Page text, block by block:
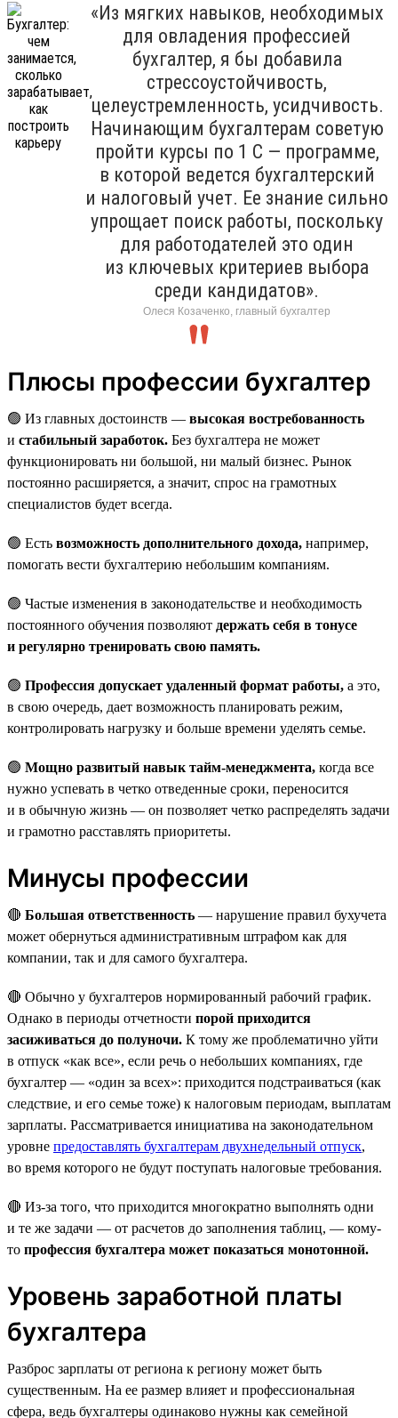
«Из мягких навыков, необходимых
для овладения профессией
бухгалтер, я бы добавила
стрессоустойчивость,
целеустремленность, усидчивость.
Начинающим бухгалтерам советую
пройти курсы по 1 С — программе,
в которой ведется бухгалтерский
и налоговый учет. Ее знание сильно
упрощает поиск работы, поскольку
для работодателей это один
из ключевых критериев выбора
среди кандидатов».
Олеся Козаченко, главный бухгалтер
Плюсы профессии бухгалтер
🟢 Из главных достоинств — высокая востребованность
и стабильный заработок. Без бухгалтера не может
функционировать ни большой, ни малый бизнес. Рынок
постоянно расширяется, а значит, спрос на грамотных
специалистов будет всегда.
🟢 Есть возможность дополнительного дохода, например,
помогать вести бухгалтерию небольшим компаниям.
🟢 Частые изменения в законодательстве и необходимость
постоянного обучения позволяют держать себя в тонусе
и регулярно тренировать свою память.
🟢 Профессия допускает удаленный формат работы, а это,
в свою очередь, дает возможность планировать режим,
контролировать нагрузку и больше времени уделять семье.
🟢 Мощно развитый навык тайм-менеджмента, когда все
нужно успевать в четко отведенные сроки, переносится
и в обычную жизнь — он позволяет четко распределять задачи
и грамотно расставлять приоритеты.
Минусы профессии
🔴 Большая ответственность — нарушение правил бухучета
может обернуться административным штрафом как для
компании, так и для самого бухгалтера.
🔴 Обычно у бухгалтеров нормированный рабочий график.
Однако в периоды отчетности порой приходится
засиживаться до полуночи. К тому же проблематично уйти
в отпуск «как все», если речь о небольших компаниях, где
бухгалтер — «один за всех»: приходится подстраиваться (как
следствие, и его семье тоже) к налоговым периодам, выплатам
зарплаты. Рассматривается инициатива на законодательном
уровне предоставлять бухгалтерам двухнедельный отпуск,
во время которого не будут поступать налоговые требования.
🔴 Из-за того, что приходится многократно выполнять одни
и те же задачи — от расчетов до заполнения таблиц, — кому-
то профессия бухгалтера может показаться монотонной.
Уровень заработной платы
бухгалтера
Разброс зарплаты от региона к региону может быть
существенным. На ее размер влияет и профессиональная
сфера, ведь бухгалтеры одинаково нужны как семейной